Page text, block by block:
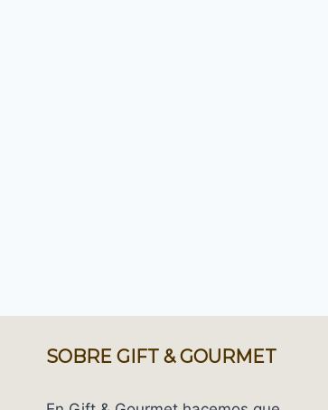
SOBRE GIFT & GOURMET